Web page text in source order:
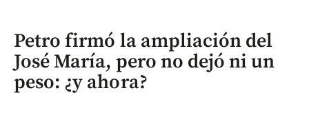
Petro firmó la ampliación del
José María, pero no dejó ni un
peso: ¿y ahora?